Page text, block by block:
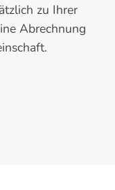
zu Ihrer
Abrechnung